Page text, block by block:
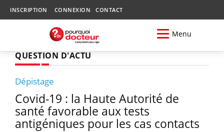
INSCRIPTION CONNEXION CONTACT
Menu
QUESTION D'ACTU
Dépistage
Covid-19 : la Haute Autorité de
santé favorable aux tests
antigéniques pour les cas contacts